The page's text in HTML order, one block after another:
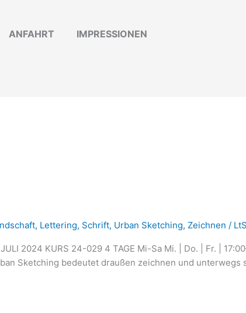
ANFAHRT IMPRESSIONEN
, Lettering, Schrift, Urban Sketching, Zeichnen /
JULI 2024 KURS 24-029 4 TAGE Mi-Sa Mi. | Do. | Fr. |
Sketching bedeutet draußen zeichnen und unterwegs